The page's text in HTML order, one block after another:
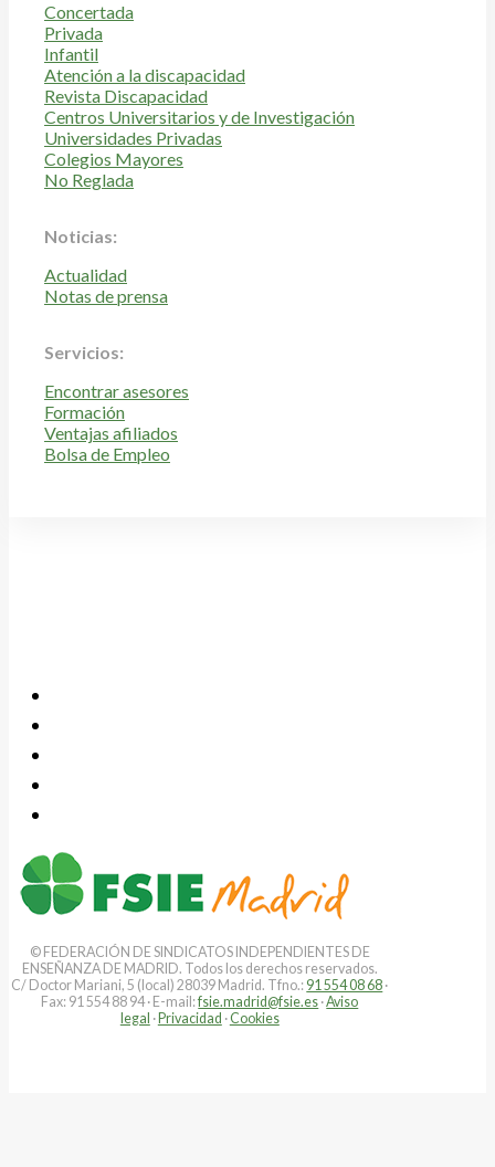
Concertada
Privada
Infantil
Atención a la discapacidad
Revista Discapacidad
Centros Universitarios y de Investigación
Universidades Privadas
Colegios Mayores
No Reglada
Noticias:
Actualidad
Notas de prensa
Servicios:
Encontrar asesores
Formación
Ventajas afiliados
Bolsa de Empleo
© FEDERACIÓN DE SINDICATOS INDEPENDIENTES DE
ENSEÑANZA DE MADRID. Todos los derechos reservados.
C/ Doctor Mariani, 5 (local) 28039 Madrid. Tfno.: 91 554 08 68 ·
Fax: 91 554 88 94 · E-mail:fsie.madrid@fsie.es ·Aviso
legal ·Privacidad · Cookies